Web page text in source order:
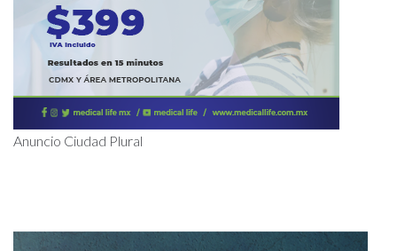
Anuncio Ciudad Plural